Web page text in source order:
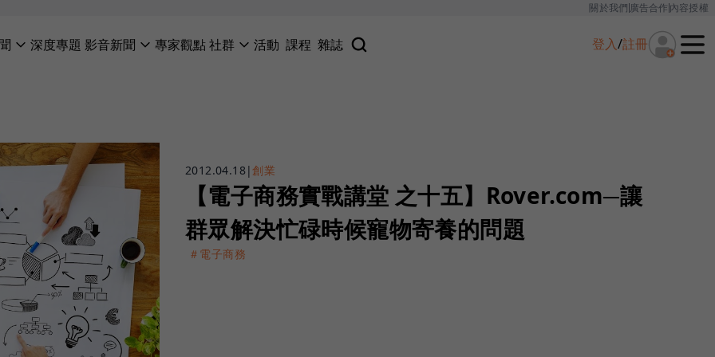
關於我們廣告合作內容授權
深度專題 影音新聞 專家觀點社群 活動 課程 雜誌 登入/註冊
2012.04.18|創業
【電子商務實戰講堂 之十五】Rover.com─讓
群眾解決忙碌時候寵物寄養的問題
＃電子商務